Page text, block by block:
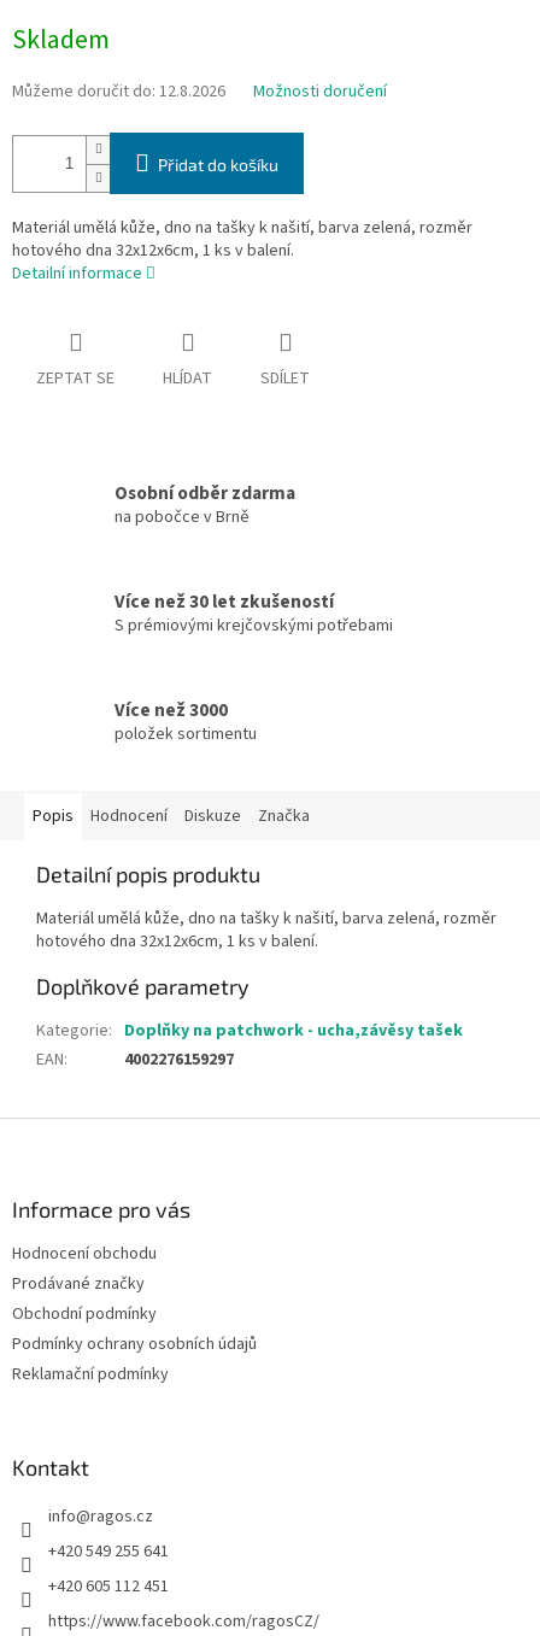
cena:
Skladem
Můžeme doručit do: 12.8.2026 Možnosti doručení
Přidat do košíku
Materiál umělá kůže, dno na tašky k našití, barva zelená, rozměr
hotového dna 32x12x6cm, 1 ks v balení.
Detailní informace
ZEPTAT SE HLÍDAT SDÍLET
Osobní odběr zdarma
na pobočce v Brně
Více než 30 let zkušeností
S prémiovými krejčovskými potřebami
Více než 3000
položek sortimentu
Popis Hodnocení Diskuze Značka
Detailní popis produktu
Materiál umělá kůže, dno na tašky k našití, barva zelená, rozměr
hotového dna 32x12x6cm, 1 ks v balení.
Doplňkové parametry
Kategorie: Doplňky na patchwork - ucha,závěsy tašek
EAN: 4002276159297
Informace pro vás
Hodnocení obchodu
Prodávané značky
Obchodní podmínky
Podmínky ochrany osobních údajů
Reklamační podmínky
Kontakt
info@ragos.cz
+420 549 255 641
+420 605 112 451
https://www.facebook.com/ragosCZ/